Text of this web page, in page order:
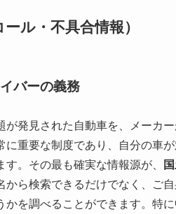
ル・不具合情報）
バーの義務
が発見された自動車を、メーカ
に重要な制度であり、自分の車
。その最も確実な情報源が、
ら検索できるだけでなく、ご
かを調べることができます。特